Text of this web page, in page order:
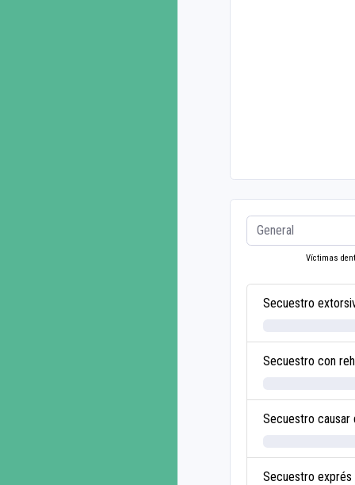
Víctimas
Secuestro
Secuestro con
Secuestro causar
Secuestro exprés